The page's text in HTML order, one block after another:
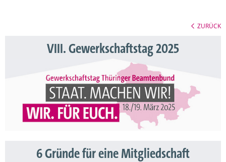
ZURÜCK
VIII. Gewerkschaftstag 2025
6 Gründe für eine Mitgliedschaft